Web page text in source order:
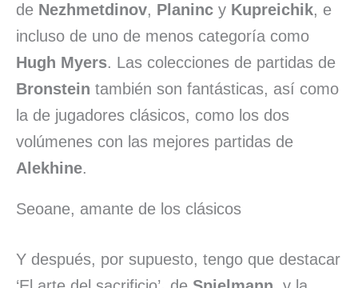
de Nezhmetdinov, Planinc y Kupreichik, e
incluso de uno de menos categoría como
Hugh Myers. Las colecciones de partidas de
Bronstein también son fantásticas, así como
la de jugadores clásicos, como los dos
volúmenes con las mejores partidas de
Alekhine.
Seoane, amante de los clásicos
Y después, por supuesto, tengo que destacar